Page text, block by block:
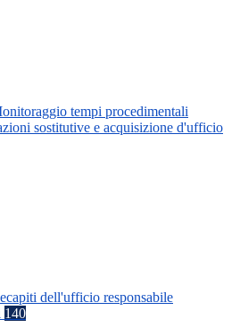
tempi procedimentali
sostitutive e acquisizione d'ufficio
dell'ufficio responsabile
140